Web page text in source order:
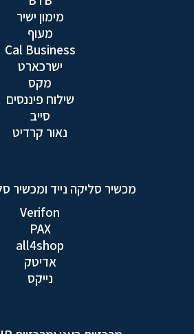
מימון ישיר
מעוף
Cal Business
ישרכארט
מקס
שילוח פיננסים
סייב
נאור קרדיט
מכשיר סליקה נייד ומכשיר
Verifon
PAX
all4shop
אדיטק
נייקס